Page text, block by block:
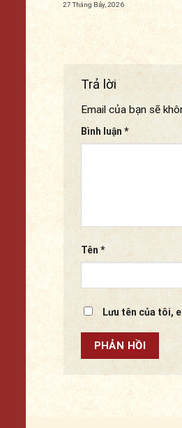
27 Tháng Bảy, 2026
Trả lời
Email của bạn sẽ
Bình luận *
Tên *
Lưu tên của tôi,